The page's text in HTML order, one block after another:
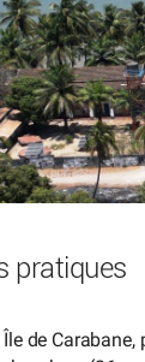
pratiques
Île de